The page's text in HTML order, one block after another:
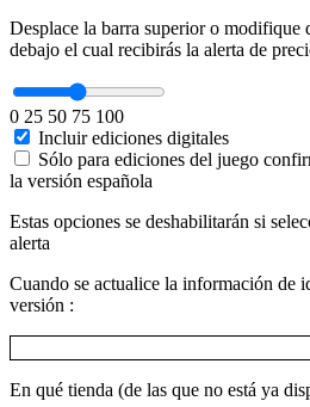
Desplace la barra superior o modifique
debajo el cual recibirás la alerta de
0 25 50 75 100
Incluir ediciones digitales
Sólo para ediciones del juego
la versión española
Estas opciones se deshabilitarán si
alerta
Cuando se actualice la información de
versión :
En qué tienda (de las que no está ya